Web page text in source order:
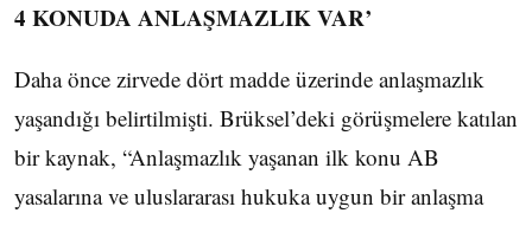
4 KONUDA ANLAŞMAZLIK VAR’
Daha önce zirvede dört madde üzerinde anlaşmazlık
yaşandığı belirtilmişti. Brüksel’deki görüşmelere katılan
bir kaynak, “Anlaşmazlık yaşanan ilk konu AB
yasalarına ve uluslararası hukuka uygun bir anlaşma